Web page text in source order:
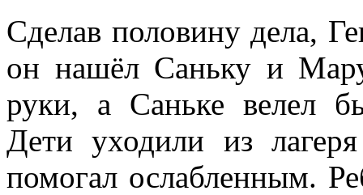
Сделав половину дела,
он нашёл Саньку и
руки, а Саньке велел
Дети уходили из
помогал ослабленным.